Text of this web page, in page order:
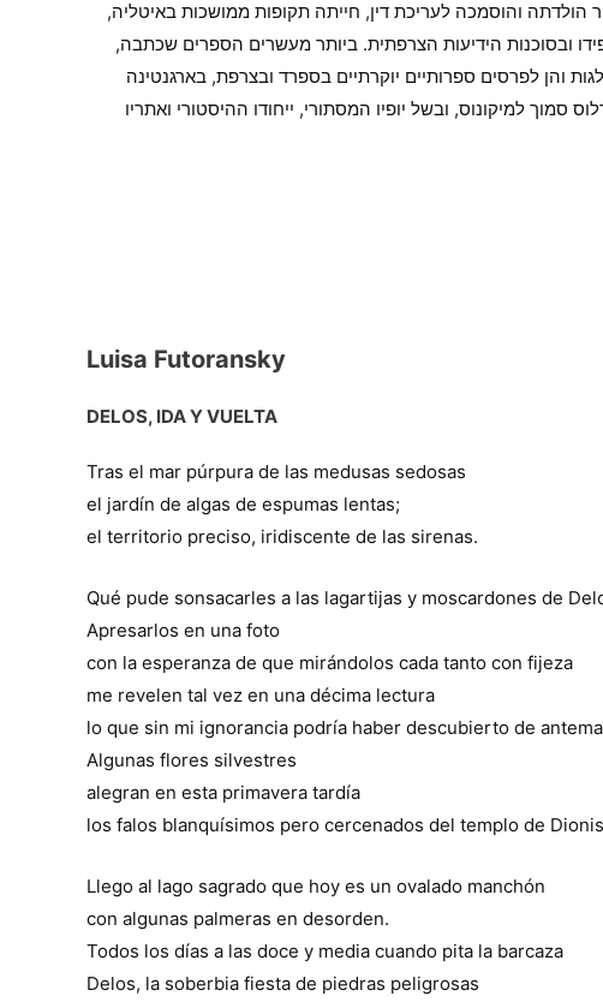
נולדה בבואנוס איירס בשנת 1939. לאחר שלמדה משפטים בעיר הולדתה והוסמכה לעריכת דין, חייתה תקופות ממושכות באיטליה,
פומפידו ובסוכנות הידיעות הצרפתית. ביותר מעשרים הספרים שכתבה,
והן לפרסים ספרותיים יוקרתיים בספרד ובצרפת, בארגנטינה
למיקונוס, ובשל יופיו המסתורי, ייחודו ההיסטורי ואתריו
Luisa Futoransky
DELOS, IDA Y VUELTA
Tras el mar púrpura de las medusas sedosas
el jardín de algas de espumas lentas;
el territorio preciso, iridiscente de las sirenas.
Qué pude sonsacarles a las lagartijas y moscardones de
Apresarlos en una foto
con la esperanza de que mirándolos cada tanto con fijeza
me revelen tal vez en una décima lectura
lo que sin mi ignorancia podría haber descubierto de
Algunas flores silvestres
alegran en esta primavera tardía
los falos blanquísimos pero cercenados del templo de
Llego al lago sagrado que hoy es un ovalado manchón
con algunas palmeras en desorden.
Todos los días a las doce y media cuando pita la barcaza
Delos, la soberbia fiesta de piedras peligrosas